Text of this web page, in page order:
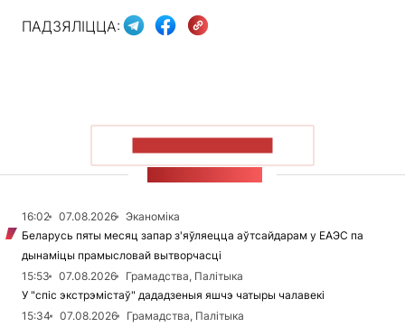
ПАДЗЯЛІЦЦА:
16:02 07.08.2026
Эканоміка
Беларусь пяты месяц запар з'яўляецца аўтсайдарам у ЕАЭС па
дынаміцы прамысловай вытворчасці
15:53
07.08.2026
Грамадства, Палітыка
У "спіс экстрэмістаў" дададзеныя яшчэ чатыры чалавекі
15:34
07.08.2026
Грамадства, Палітыка